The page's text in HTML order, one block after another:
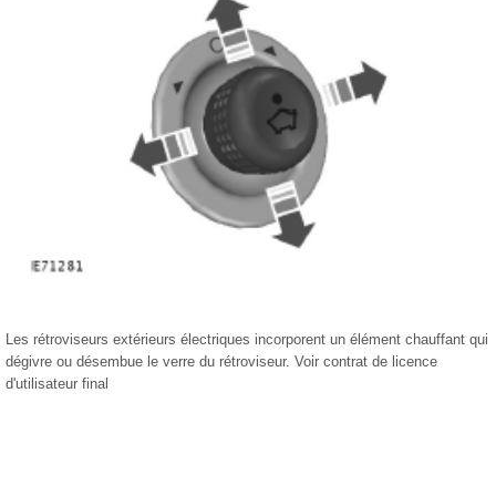
Les rétroviseurs extérieurs électriques incorporent un élément chauffant qui
dégivre ou désembue le verre du rétroviseur. Voir contrat de licence
d'utilisateur final